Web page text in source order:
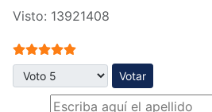
Visto: 13921408
Ratio:5/5
Por favor, vote